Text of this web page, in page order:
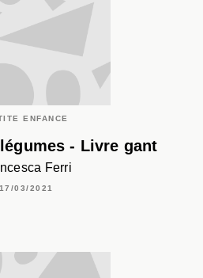
ENFANCE
- Livre gant
Ferri
17/03/2021